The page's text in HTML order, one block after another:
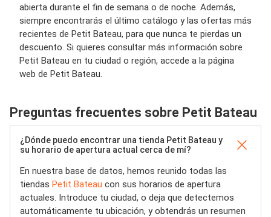
abierta durante el fin de semana o de noche. Además,
siempre encontrarás el último catálogo y las ofertas más
recientes de Petit Bateau, para que nunca te pierdas un
descuento. Si quieres consultar más información sobre
Petit Bateau en tu ciudad o región, accede a la página
web de Petit Bateau.
Preguntas frecuentes sobre Petit Bateau
¿Dónde puedo encontrar una tienda Petit Bateau y
su horario de apertura actual cerca de mí?
En nuestra base de datos, hemos reunido todas las
tiendas Petit Bateau con sus horarios de apertura
actuales. Introduce tu ciudad, o deja que detectemos
automáticamente tu ubicación, y obtendrás un resumen